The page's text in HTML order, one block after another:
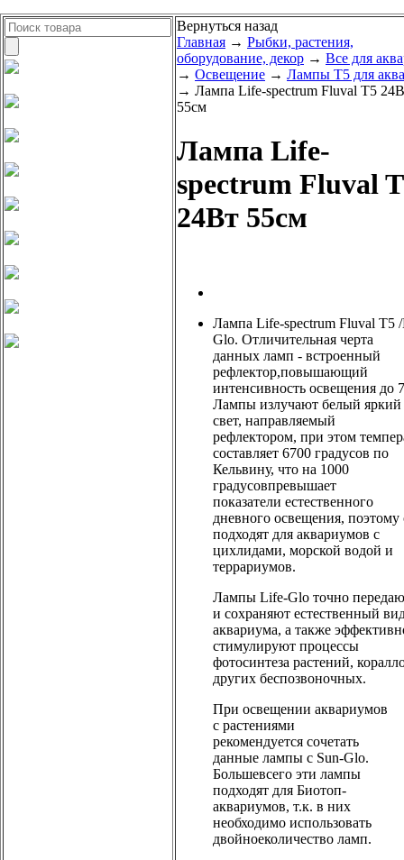
Вернуться назад
Главная → Рыбки, растения,
оборудование, декор → Все для
→ Освещение → Лампы Т5 для
→ Лампа Life-spectrum Fluval T5
55cм
Лампа Life-
spectrum Fluval
24Вт 55cм
Лампа Life-spectrum Fluval T5
Glo. Отличительная черта
данных ламп - встроенный
рефлектор,повышающий
интенсивность освещения до
Лампы излучают белый яркий
свет, направляемый
рефлектором, при этом
составляет 6700 градусов по
Кельвину, что на 1000
градусовпревышает
показатели естественного
дневного освещения, поэтому
подходят для аквариумов с
цихлидами, морской водой и
террариумов.
Лампы Life-Glo точно
и сохраняют естественный
аквариума, а также
стимулируют процессы
фотосинтеза растений,
других беспозвоночных.
При освещении аквариумов
с растениями
рекомендуется сочетать
данные лампы с Sun-Glo.
Большевсего эти лампы
подходят для Биотоп-
аквариумов, т.к. в них
необходимо использовать
двойноеколичество ламп.